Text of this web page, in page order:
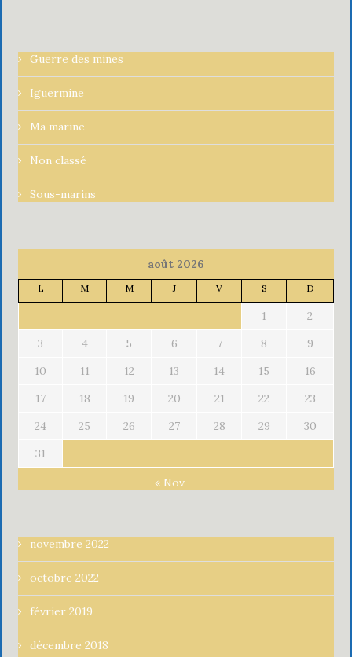
Guerre des mines
Iguermine
Ma marine
Non classé
Sous-marins
août 2026
L M M J V S D
1
2
3
4 5 6 7 8
9
10
11 12 13 14 15
16
17
18 19 20 21 22
23
24
25 26 27 28 29
30
31
« Nov
novembre 2022
octobre 2022
février 2019
décembre 2018